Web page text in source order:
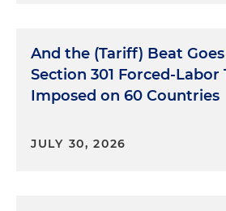
And the (Tariff) Beat
Section 301 Forced-Labor
Imposed on 60 Countries
JULY 30, 2026